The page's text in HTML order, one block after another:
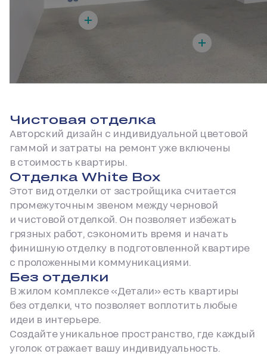
Чистовая отделка
Авторский дизайн с индивидуальной цветовой
гаммой и затраты на ремонт уже включены
в стоимость квартиры.
Отделка White Box
Этот вид отделки от застройщика считается
промежуточным звеном между черновой
и чистовой отделкой. Он позволяет избежать
грязных работ, сэкономить время и начать
финишную отделку в подготовленной квартире
с проложенными коммуникациями.
Без отделки
В жилом комплексе «Детали» есть квартиры
без отделки, что позволяет воплотить любые
идеи в интерьере.
Создайте уникальное пространство, где каждый
уголок отражает вашу индивидуальность.